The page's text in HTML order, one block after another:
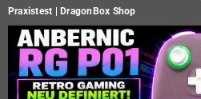
Praxistest | DragonBox Shop